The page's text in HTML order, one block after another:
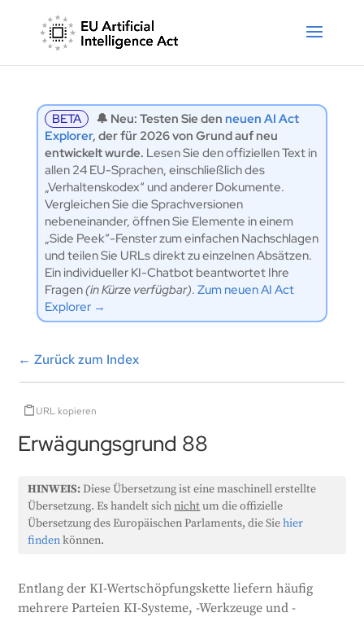
BETA 🔔 Neu: Testen Sie den neuen AI Act
Explorer, der für 2026 von Grund auf neu
entwickelt wurde. Lesen Sie den offiziellen Text in
allen 24 EU-Sprachen, einschließlich des
„Verhaltenskodex“ und anderer Dokumente.
Vergleichen Sie die Sprachversionen
nebeneinander, öffnen Sie Elemente in einem
„Side Peek“-Fenster zum einfachen Nachschlagen
und teilen Sie URLs direkt zu einzelnen Absätzen.
Ein individueller KI-Chatbot beantwortet Ihre
Fragen(in Kürze verfügbar). Zum neuen AI Act
Explorer →
←Zurück zum Index
URL kopieren
Erwägungsgrund 88
HINWEIS:Diese Übersetzung ist eine maschinell erstellte
Übersetzung. Es handelt sichnichtum die offizielle
Übersetzung des Europäischen Parlaments, die Siehier
findenkönnen.
Entlang der KI-Wertschöpfungskette liefern häufig
mehrere Parteien KI-Systeme, -Werkzeuge und -